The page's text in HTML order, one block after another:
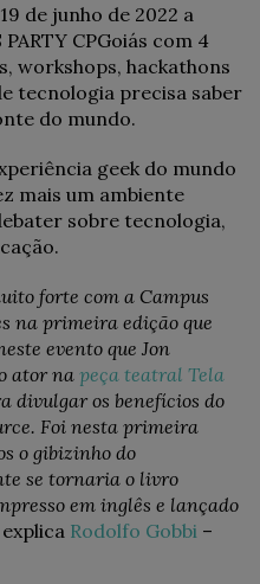
de junho de 2022 a
CPGoiás com 4
workshops, hackathons
tecnologia precisa saber
do mundo.
geek do mundo
mais um ambiente
sobre tecnologia,
forte com a Campus
na primeira edição que
evento que Jon
ator na peça teatral Tela
divulgar os benefícios do
Foi nesta primeira
o gibizinho do
se tornaria o livro
em inglês e lançado
explica Rodolfo Gobbi –